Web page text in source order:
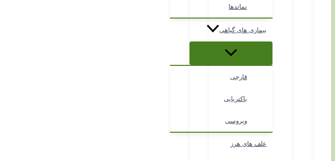
نماتدها
بیماری های گیاهی
قارچی
باکتریایی
ویروسی
علف های هرز